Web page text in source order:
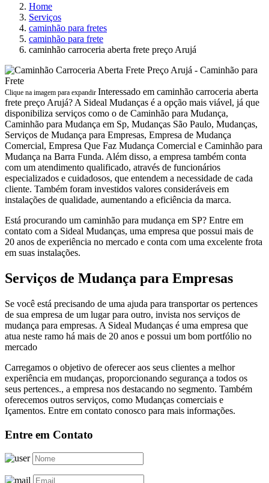
Home
Serviços
caminhão para fretes
caminhão para frete
caminhão carroceria aberta frete preço Arujá
Clique na imagem para expandir Interessado em caminhão carroceria aberta
frete preço Arujá? A Sideal Mudanças é a opção mais viável, já que
disponibiliza serviços como o de Caminhão para Mudança,
Caminhão para Mudança em Sp, Mudanças São Paulo, Mudanças,
Serviços de Mudança para Empresas, Empresa de Mudança
Comercial, Empresa Que Faz Mudança Comercial e Caminhão para
Mudança na Barra Funda. Além disso, a empresa também conta
com um atendimento qualificado, através de funcionários
especializados e cuidadosos, que entendem a necessidade de cada
cliente. Também foram investidos valores consideráveis em
instalações de qualidade, aumentando a eficiência da marca.
Está procurando um caminhão para mudança em SP? Entre em
contato com a Sideal Mudanças, uma empresa que possui mais de
20 anos de experiência no mercado e conta com uma excelente frota
em suas instalações.
Serviços de Mudança para Empresas
Se você está precisando de uma ajuda para transportar os pertences
de sua empresa de um lugar para outro, invista nos serviços de
mudança para empresas. A Sideal Mudanças é uma empresa que
atua neste ramo há mais de 20 anos e possui um bom portfólio no
mercado
Carregamos o objetivo de oferecer aos seus clientes a melhor
experiência em mudanças, proporcionando segurança a todos os
seus pertences., a empresa nos destacando no segmento. Também
oferecemos outros serviços, como Mudanças comerciais e
Içamentos. Entre em contato conosco para mais informações.
Entre em Contato